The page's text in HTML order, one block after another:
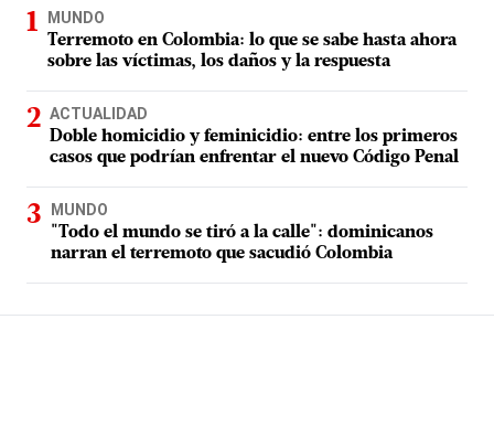
MUNDO
Terremoto en Colombia: lo que se sabe hasta ahora
sobre las víctimas, los daños y la respuesta
ACTUALIDAD
Doble homicidio y feminicidio: entre los primeros
casos que podrían enfrentar el nuevo Código Penal
MUNDO
"Todo el mundo se tiró a la calle": dominicanos
narran el terremoto que sacudió Colombia